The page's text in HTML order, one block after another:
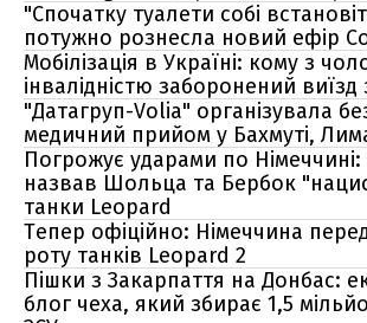
"Спочатку туалети собі
потужно рознесла новий ефір
Мобілізація в Україні: кому з
інвалідністю заборонений
"Датагруп-Volia" організувала
медичний прийом у Бахмуті,
Погрожує ударами по
назвав Шольца та Бербок
танки Leopard
Тепер офіційно: Німеччина
роту танків Leopard 2
Пішки з Закарпаття на Донбас:
блог чеха, який збирає 1,5